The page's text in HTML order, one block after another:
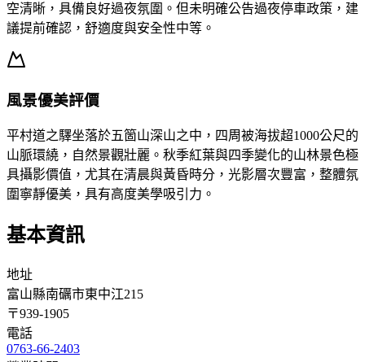
空清晰，具備良好過夜氛圍。但未明確公告過夜停車政策，建
議提前確認，舒適度與安全性中等。
風景優美評價
平村道之驛坐落於五箇山深山之中，四周被海拔超1000公尺的
山脈環繞，自然景觀壯麗。秋季紅葉與四季變化的山林景色極
具攝影價值，尤其在清晨與黃昏時分，光影層次豐富，整體氛
圍寧靜優美，具有高度美學吸引力。
基本資訊
地址
富山縣南礪市東中江215
〒939-1905
電話
0763-66-2403